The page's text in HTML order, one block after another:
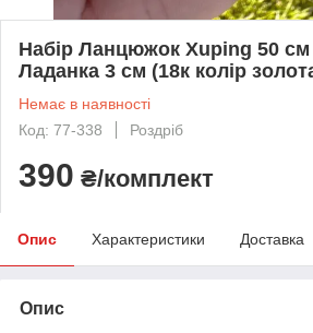
Набір Ланцюжок Xuping 50
Ладанка 3 см (18к колір
Немає в наявності
Код: 77-338
Роздріб
390 ₴/комплект
Опис Характеристики Доставка
Опис